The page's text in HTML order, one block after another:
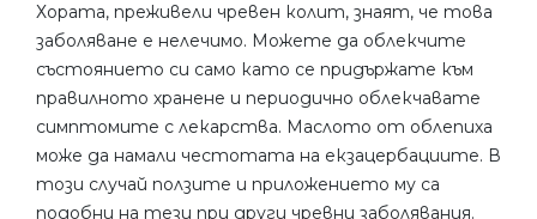
Хората, преживели чревен колит, знаят, че това
заболяване е нелечимо. Можете да облекчите
състоянието си само като се придържате към
правилното хранене и периодично облекчавате
симптомите с лекарства. Маслото от облепиха
може да намали честотата на екзацербациите. В
този случай ползите и приложението му са
подобни на тези при други чревни заболявания.